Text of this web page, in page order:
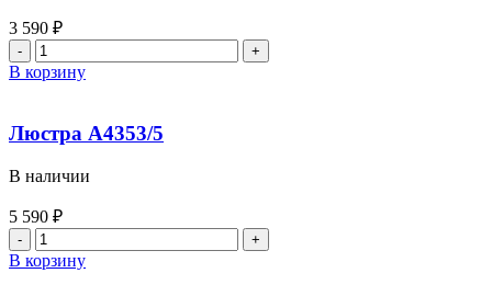
3 590 ₽
В корзину
Люстра A4353/5
В наличии
5 590 ₽
В корзину